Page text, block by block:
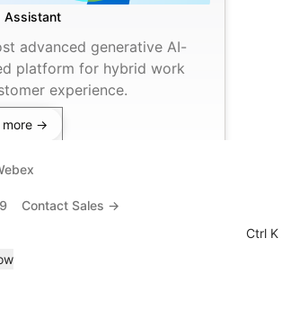
Assistant
advanced generative AI-
platform for hybrid work
experience.
more →
Contact Sales →
Ctrl K